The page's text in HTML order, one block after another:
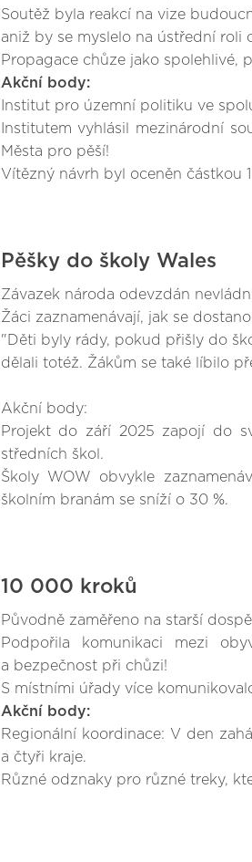
Soutěž byla reakcí na vize
aniž by se myslelo na ústřední roli
Propagace chůze jako spolehlivé,
Akční body:
Institut pro územní politiku ve
Institutem vyhlásil mezinárodní
Města pro pěší!
Vítězný návrh byl oceněn částkou
Pěšky do školy Wales
Závazek národa odevzdán
Žáci zaznamenávají, jak se
"Děti byly rády, pokud přišly do
dělali totéž. Žákům se také líbilo
Akční body:
Projekt do září 2025 zapojí do
středních škol.
Školy WOW obvykle
školním branám se sníží o 30 %.
10 000 kroků
Původně zaměřeno na starší
Podpořila komunikaci mezi
a bezpečnost při chůzi!
S místními úřady více
Akční body:
Regionální koordinace: V den
a čtyři kraje.
Různé odznaky pro různé treky,